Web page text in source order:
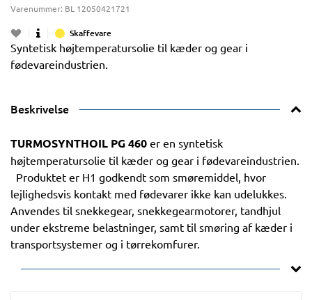
Varenummer: BL 12050421721
Skaffevare
Syntetisk højtemperatursolie til kæder og gear i
fødevareindustrien.
Beskrivelse
TURMOSYNTHOIL PG 460 er en syntetisk
højtemperatursolie til kæder og gear i fødevareindustrien.
Produktet er H1 godkendt som smøremiddel, hvor
lejlighedsvis kontakt med fødevarer ikke kan udelukkes.
Anvendes til snekkegear, snekkegearmotorer, tandhjul
under ekstreme belastninger, samt til smøring af kæder i
transportsystemer og i tørrekomfurer.